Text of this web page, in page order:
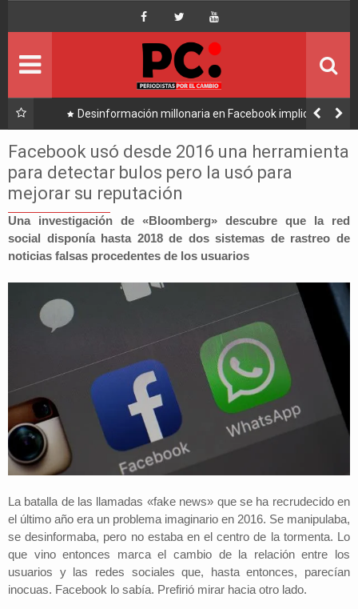
implica a
Caso consorcio: Abogado acusado reaparece
su denuncia contra Coaquira
Facebook usó desde 2016 una herramienta
para detectar bulos pero la usó para
mejorar su reputación
Una investigación de «Bloomberg» descubre que la red
social disponía hasta 2018 de dos sistemas de rastreo de
noticias falsas procedentes de los usuarios
La batalla de las llamadas «fake news» que se ha recrudecido en
el último año era un problema imaginario en 2016. Se manipulaba,
se desinformaba, pero no estaba en el centro de la tormenta. Lo
que vino entonces marca el cambio de la relación entre los
usuarios y las redes sociales que, hasta entonces, parecían
inocuas. Facebook lo sabía. Prefirió mirar hacia otro lado.
Portada
Ultimo
Economía
Mundo
Nacional
Lee Más